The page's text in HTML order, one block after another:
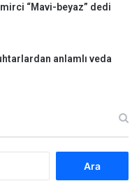
“Mavi-beyaz” dedi
anlamlı veda